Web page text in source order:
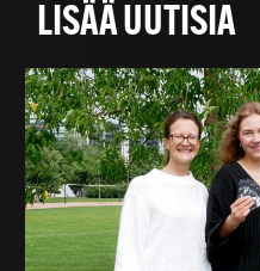
LISÄÄ UUTISIA